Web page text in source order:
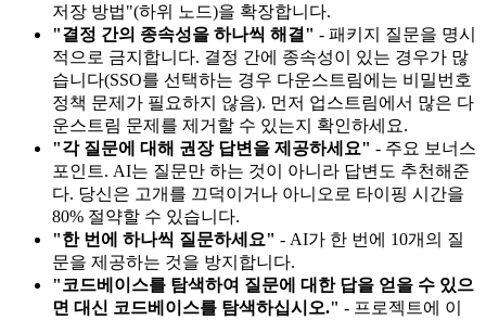
저장 방법"(하위 노드)을 확장합니다.
"결정 간의 종속성을 하나씩 해결" - 패키지 질문을 명시
적으로 금지합니다. 결정 간에 종속성이 있는 경우가 많
습니다(SSO를 선택하는 경우 다운스트림에는 비밀번호
정책 문제가 필요하지 않음). 먼저 업스트림에서 많은 다
운스트림 문제를 제거할 수 있는지 확인하세요.
"각 질문에 대해 권장 답변을 제공하세요" - 주요 보너스
포인트. AI는 질문만 하는 것이 아니라 답변도 추천해준
다. 당신은 고개를 끄덕이거나 아니오로 타이핑 시간을
80% 절약할 수 있습니다.
"한 번에 하나씩 질문하세요" - AI가 한 번에 10개의 질
문을 제공하는 것을 방지합니다.
"코드베이스를 탐색하여 질문에 대한 답을 얻을 수 있으
면 대신 코드베이스를 탐색하십시오." - 프로젝트에 이